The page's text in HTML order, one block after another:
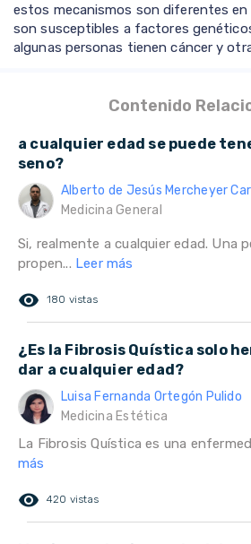
estos mecanismos son diferentes
son susceptibles a factores
algunas personas tienen cáncer y
Contenido
a cualquier edad se puede
seno?
Alberto de Jesús Mercheyer
Medicina General
Si, realmente a cualquier edad. Una
propen... Leer más
remove_red_eye 180 vistas
¿Es la Fibrosis Quística solo
dar a cualquier edad?
Luisa Fernanda Ortegón Pulido
Medicina Estética
La Fibrosis Quística es una
más
remove_red_eye 420 vistas